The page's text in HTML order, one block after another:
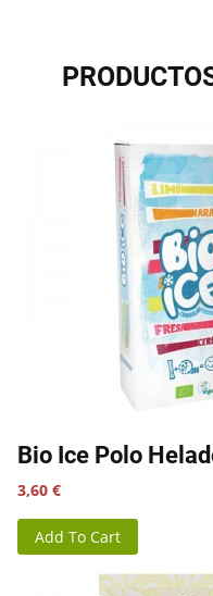
Bio Ice Polo
Precio
3,60 €
Add To Cart